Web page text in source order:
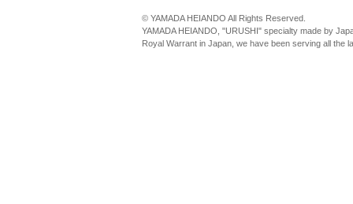
© YAMADA HEIANDO All Rights Reserved.
YAMADA HEIANDO, "URUSHI" specialty made by
Royal Warrant in Japan, we have been serving all the